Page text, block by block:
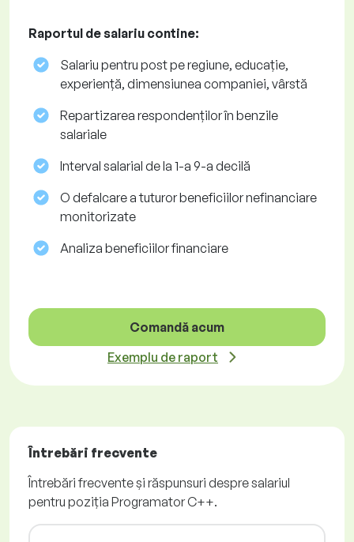
Raportul de salariu contine:
Salariu pentru post pe regiune, educație,
experiență, dimensiunea companiei, vârstă
Repartizarea respondenților în benzile
salariale
Interval salarial de la 1-a 9-a decilă
O defalcare a tuturor beneficiilor nefinanciare
monitorizate
Analiza beneficiilor financiare
Comandă acum
Exemplu de raport
Întrebări frecvente
Întrebări frecvente și răspunsuri despre salariul
pentru poziția Programator C++.